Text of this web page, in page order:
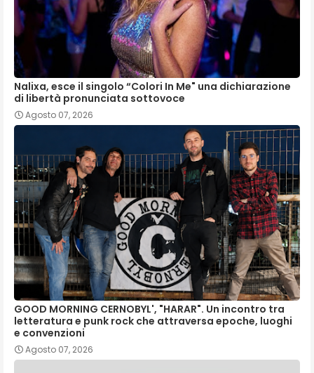
Nalixa, esce il singolo “Colori In Me" una dichiarazione
di libertà pronunciata sottovoce
Agosto 07, 2026
GOOD MORNING CERNOBYL', "HARAR". Un incontro tra
letteratura e punk rock che attraversa epoche, luoghi
e convenzioni
Agosto 07, 2026